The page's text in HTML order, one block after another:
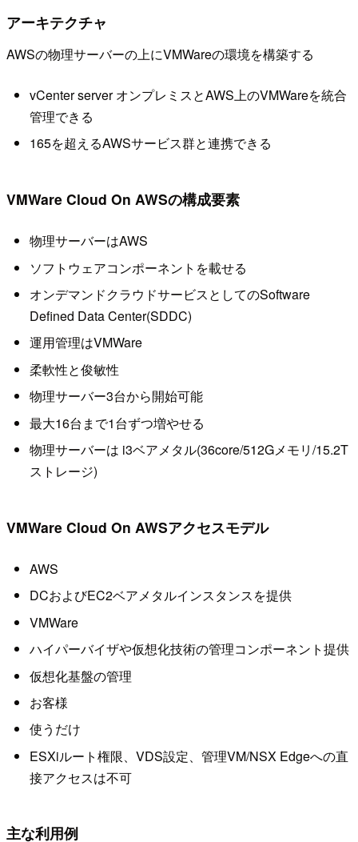
アーキテクチャ
AWSの物理サーバーの上にVMWareの環境を構築する
vCenter server オンプレミスとAWS上のVMWareを統合
管理できる
165を超えるAWSサービス群と連携できる
VMWare Cloud On AWSの構成要素
物理サーバーはAWS
ソフトウェアコンポーネントを載せる
オンデマンドクラウドサービスとしてのSoftware
Defined Data Center(SDDC)
運用管理はVMWare
柔軟性と俊敏性
物理サーバー3台から開始可能
最大16台まで1台ずつ増やせる
物理サーバーは i3ベアメタル(36core/512Gメモリ/15.2T
ストレージ)
VMWare Cloud On AWSアクセスモデル
AWS
DCおよびEC2ベアメタルインスタンスを提供
VMWare
ハイパーバイザや仮想化技術の管理コンポーネント提供
仮想化基盤の管理
お客様
使うだけ
ESXiルート権限、VDS設定、管理VM/NSX Edgeへの直
接アクセスは不可
主な利用例